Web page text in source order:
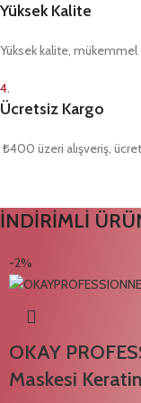
Yüksek Kalite
Yüksek kalite, mükemmel
4.
Ücretsiz Kargo
₺400 üzeri alışveriş,
İNDİRİMLİ
-2%
OKAY
Maskesi